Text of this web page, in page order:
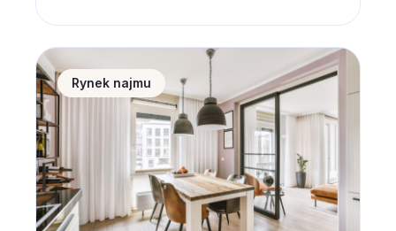
stając się katalizatorem globalnych
zmian. Od momentu powołania w 2000
roku przez Sekretarza Generalnego
ONZ – Kofi Annana, UN Global Compact
prowadzi…
Sytuacja na rynku nieruchomości a wynajem
Rynek najmu